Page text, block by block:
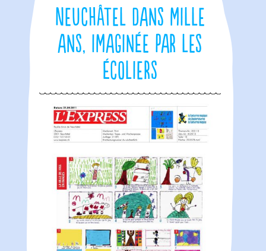
Neuchâtel dans mille
ans, imaginée par les
écoliers